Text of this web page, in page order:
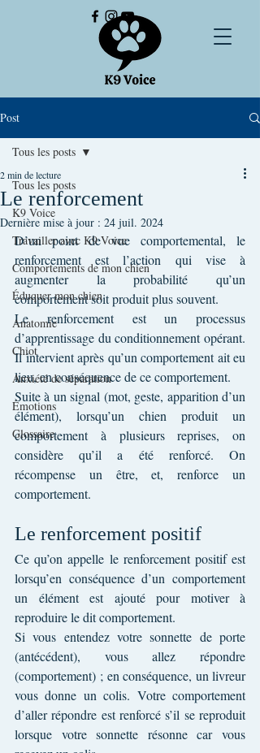
Post
Tous les posts
K9 Voice
Travailler avec K9 Voice
Comportements de mon chien
Éduquer mon chien
Anatomie
Chiot
Anxiété de séparation
Émotions
Glossaire
Tous les posts
Le renforcement
2 min de lecture
Dernière mise à jour : 24 juil. 2024
D’un point de vue comportemental, le
renforcement est l’action qui vise à
augmenter la probabilité qu’un
comportement soit produit plus souvent.
Le renforcement est un processus
d’apprentissage du conditionnement opérant.
Il intervient après qu’un comportement ait eu
lieu, en conséquence de ce comportement.
Suite à un signal (mot, geste, apparition d’un
élément), lorsqu’un chien produit un
comportement à plusieurs reprises, on
considère qu’il a été renforcé. On
récompense un être, et, renforce un
comportement.
Le renforcement positif
Ce qu’on appelle le renforcement positif est
lorsqu’en conséquence d’un comportement
un élément est ajouté pour motiver à
reproduire le dit comportement.
Si vous entendez votre sonnette de porte
(antécédent), vous allez répondre
(comportement) ; en conséquence, un livreur
vous donne un colis. Votre comportement
d’aller répondre est renforcé s’il se reproduit
lorsque votre sonnette résonne car vous